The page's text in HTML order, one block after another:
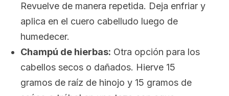
Revuelve de manera repetida. Deja enfriar y
aplica en el cuero cabelludo luego de
humedecer.
Champú de hierbas: Otra opción para los
cabellos secos o dañados. Hierve 15
gramos de raíz de hinojo y 15 gramos de